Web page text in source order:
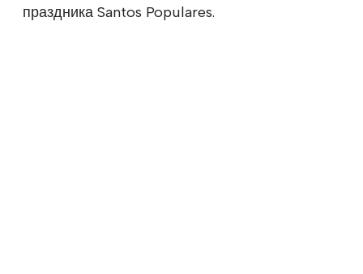
праздника Santos Populares.